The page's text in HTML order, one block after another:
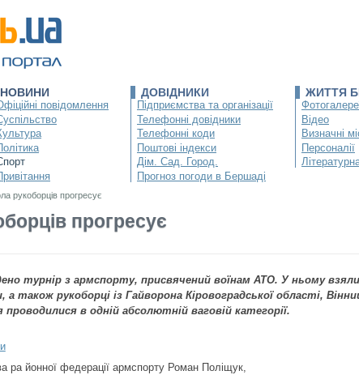
НОВИНИ
повідомлення
ДОВІДНИКИ
Підприємства та організації
Телефонні довідники
Телефонні коди
Поштові індекси
Дім. Сад. Город.
Прогноз погоди в Бершаді
ЖИТТЯ
Відео
Визначні
Персоналії
рукоборців прогресує
прогресує
турнір з армспорту, присвячений воїнам АТО. У ньому
а також рукоборці із Гайворона Кіровоградської області,
в одній абсолютній ваговій категорії.
ра йонної федерації армспорту Роман Поліщук,